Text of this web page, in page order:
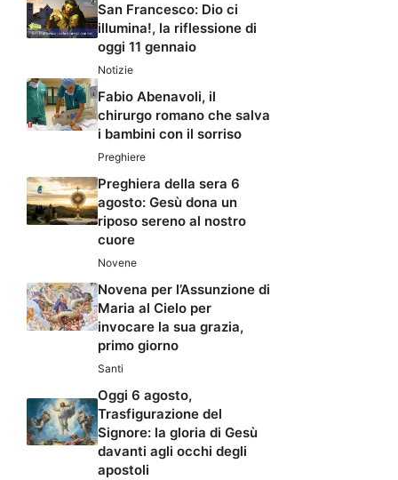
San Francesco: Dio ci
illumina!, la riflessione di
oggi 11 gennaio
Notizie
Fabio Abenavoli, il
chirurgo romano che salva
i bambini con il sorriso
Preghiere
Preghiera della sera 6
agosto: Gesù dona un
riposo sereno al nostro
cuore
Novene
Novena per l’Assunzione di
Maria al Cielo per
invocare la sua grazia,
primo giorno
Santi
Oggi 6 agosto,
Trasfigurazione del
Signore: la gloria di Gesù
davanti agli occhi degli
apostoli